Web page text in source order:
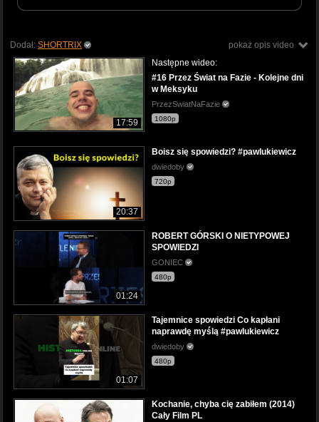
pokaż opis video
Dodał: SHORTRIX
17:59
Następne wideo:
#16 Przez Świat na Fazie - Kolejne dni
w Meksyku
PrzezSwiatNaFazie
1080p
20:37
Boisz się spowiedzi? #pawlukiewicz
dwiedoby
720p
01:24
ROBERT GÓRSKI O NIETYPOWEJ
SPOWIEDZI
GONIEC
480p
01:07
Tajemnice spowiedzi Co kapłani
naprawdę myślą #pawlukiewicz
dwiedoby
480p
Kochanie, chyba cię zabiłem (2014)
Cały Film PL